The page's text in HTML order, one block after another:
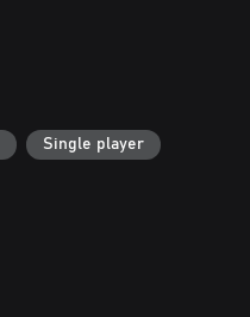
Single player